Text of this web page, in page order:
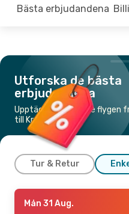
Bästa erbjudandena
Utforska de bästa
erbjudandena
Upptäck de billigaste flygen
till Krakow
Tur & Retur
Mån 7 Sep.- Tors 10 Sep.
Mån 31 Aug.